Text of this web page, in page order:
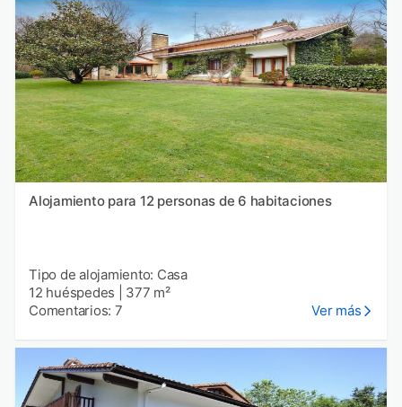
Alojamiento para 12 personas de 6 habitaciones
Tipo de alojamiento: Casa
12 huéspedes
377 m²
Comentarios: 7
Ver más